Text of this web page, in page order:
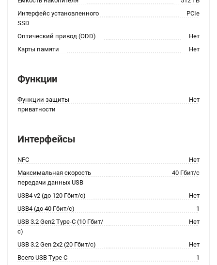
Интерфейс установленного
SSD
PCIe
Оптический привод (ODD)
Нет
Карты памяти
Нет
Функции
Функции защиты
приватности
Нет
Интерфейсы
NFC
Нет
Максимальная скорость
передачи данных USB
40 Гбит/с
USB4 v2 (до 120 Гбит/с)
Нет
USB4 (до 40 Гбит/с)
1
USB 3.2 Gen2 Type-C (10 Гбит/
с)
Нет
USB 3.2 Gen 2x2 (20 Гбит/с)
Нет
Всего USB Type C
1